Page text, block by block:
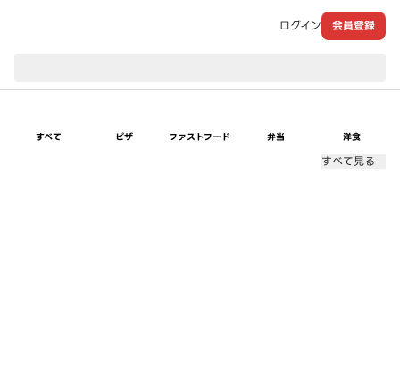
ログイン 会員登録
すべて ピザ ファストフード 弁当 洋食
すべて見る